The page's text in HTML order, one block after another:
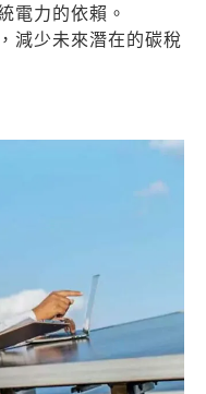
電力的依賴。
減少未來潛在的碳稅